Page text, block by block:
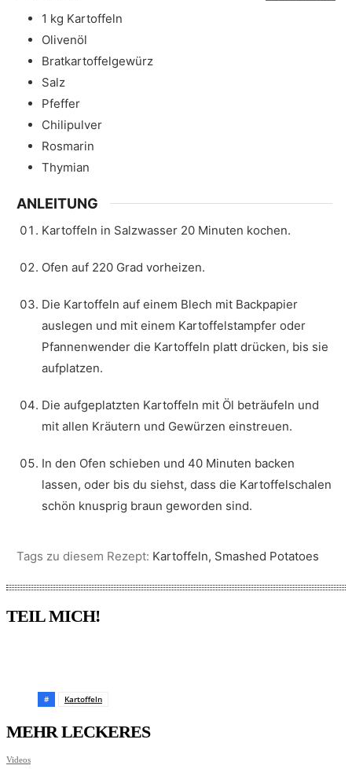
1 kg Kartoffeln
Olivenöl
Bratkartoffelgewürz
Salz
Pfeffer
Chilipulver
Rosmarin
Thymian
ANLEITUNG
Kartoffeln in Salzwasser 20 Minuten kochen.
Ofen auf 220 Grad vorheizen.
Die Kartoffeln auf einem Blech mit Backpapier
auslegen und mit einem Kartoffelstampfer oder
Pfannenwender die Kartoffeln platt drücken, bis sie
aufplatzen.
Die aufgeplatzten Kartoffeln mit Öl beträufeln und
mit allen Kräutern und Gewürzen einstreuen.
In den Ofen schieben und 40 Minuten backen
lassen, oder bis du siehst, dass die Kartoffelschalen
schön knusprig braun geworden sind.
Tags zu diesem Rezept: Kartoffeln, Smashed Potatoes
TEIL MICH!
# Kartoffeln
MEHR LECKERES
Videos